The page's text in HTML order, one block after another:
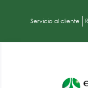
Servicio al cliente